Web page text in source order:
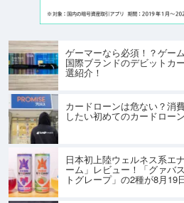
ゲーマーなら必須！？ゲー
国際ブランドのデビットカ
選紹介！
カードローンは危ない？消
したい初めてのカードロー
日本初上陸ウェルネス系エ
ーム」レビュー！「グァバ
トグレープ」の2種が8月19